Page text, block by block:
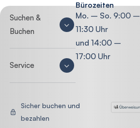
Suchen &
Buchen
Service
Bürozeiten
Mo. – So. 9:00 –
11:30 Uhr
und 14:00 –
17:00 Uhr
Sicher buchen und
bezahlen